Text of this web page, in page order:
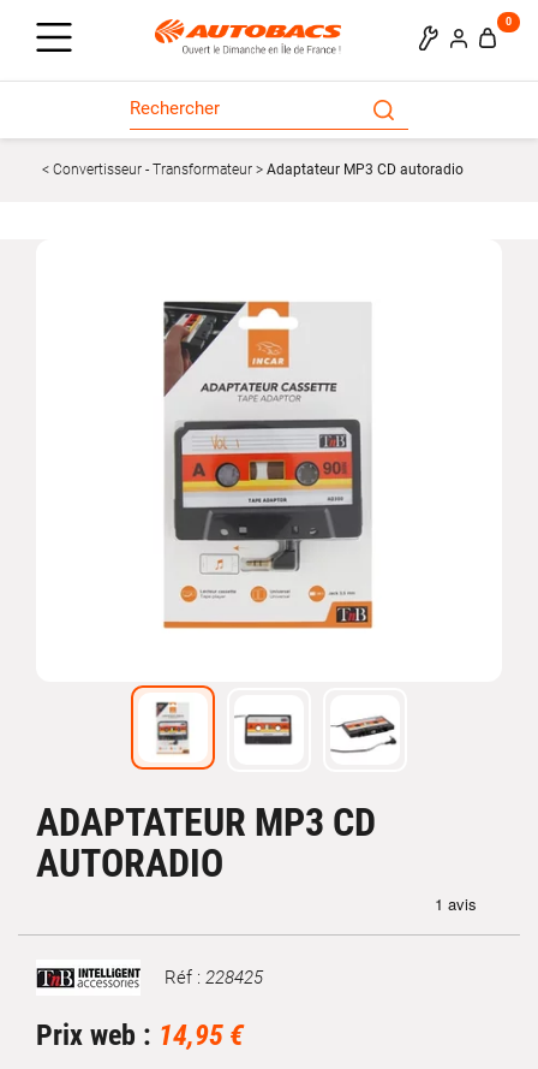
0
Convertisseur - Transformateur Adaptateur MP3 CD autoradio
ADAPTATEUR MP3 CD
AUTORADIO
Marque Réf : 228425
Prix web : 14,95 €